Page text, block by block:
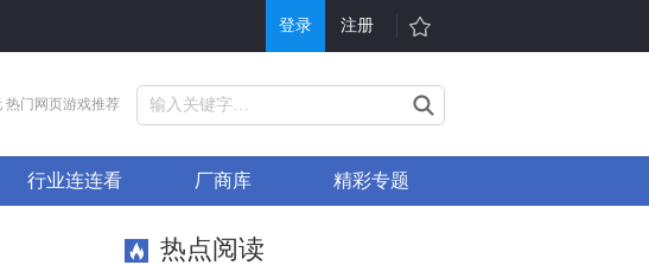
登录 注册
找游戏
游戏大全
打折充值
排行榜
单机游戏
H5游戏平台
热门网页游戏推荐
行业连连看 厂商库 精彩专题
热点阅读